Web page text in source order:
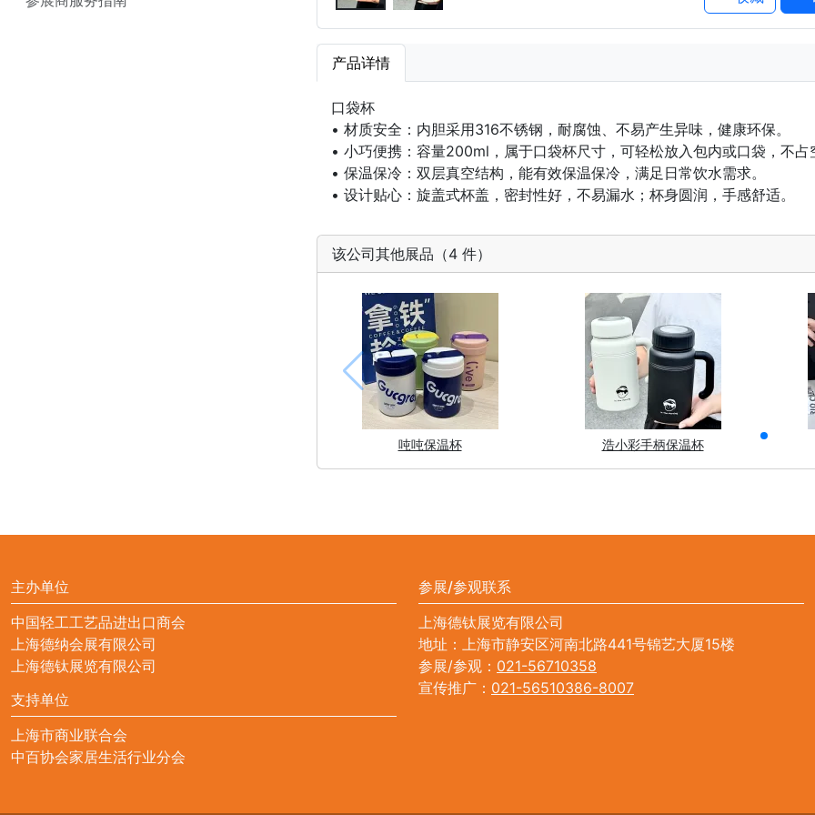
产品详情
口袋杯
• 材质安全：内胆采用316不锈钢，耐腐蚀、不易产生异味，健康环保。
• 小巧便携：容量200ml，属于口袋杯尺寸，可轻松放入包内或口袋，不占
• 保温保冷：双层真空结构，能有效保温保冷，满足日常饮水需求。
• 设计贴心：旋盖式杯盖，密封性好，不易漏水；杯身圆润，手感舒适。
该公司其他展品（4 件）
吨吨保温杯 浩小彩手柄保温杯
主办单位
中国轻工工艺品进出口商会
上海德纳会展有限公司
上海德钛展览有限公司
支持单位
上海市商业联合会
中百协会家居生活行业分会
参展/参观联系
上海德钛展览有限公司
地址：上海市静安区河南北路441号锦艺大厦15楼
参展/参观： 021-56710358
宣传推广： 021-56510386-8007